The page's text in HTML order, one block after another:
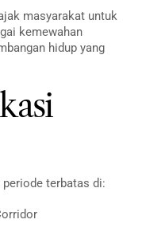
masyarakat untuk
kemewahan
hidup yang
periode terbatas di: